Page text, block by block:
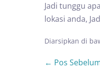
Jadi tunggu
lokasi anda,
Diarsipkan di
← Pos